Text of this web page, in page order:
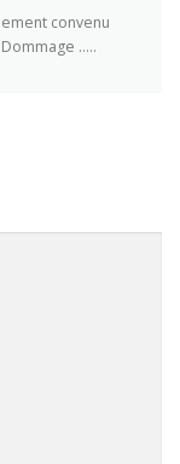
convenu
…..